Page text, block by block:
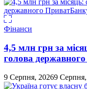
Фінанси
4,5 млн грн за
голова
9 Серпня, 20269